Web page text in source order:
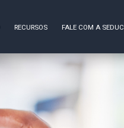
RECURSOS FALE COM A SEDUC